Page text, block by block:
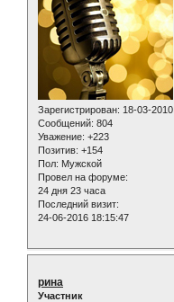
Зарегистрирован: 18-03-2010
Сообщений: 804
Уважение: +223
Позитив: +154
Пол: Мужской
Провел на форуме:
24 дня 23 часа
Последний визит:
24-06-2016 18:15:47
рина
Участник